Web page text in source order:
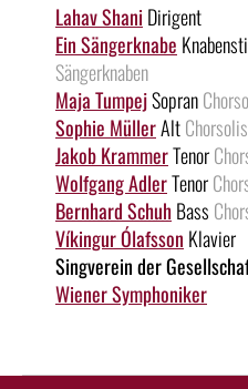
Lahav Shani Dirigent
Ein Sängerknabe
Sängerknaben
Maja TumpejSopran
Sophie MüllerAlt
Jakob KrammerTenor
Wolfgang AdlerTenor
Bernhard SchuhBass
Víkingur Ólafsson Klavier
Singverein der
Wiener Symphoniker